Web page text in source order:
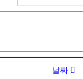
날짜